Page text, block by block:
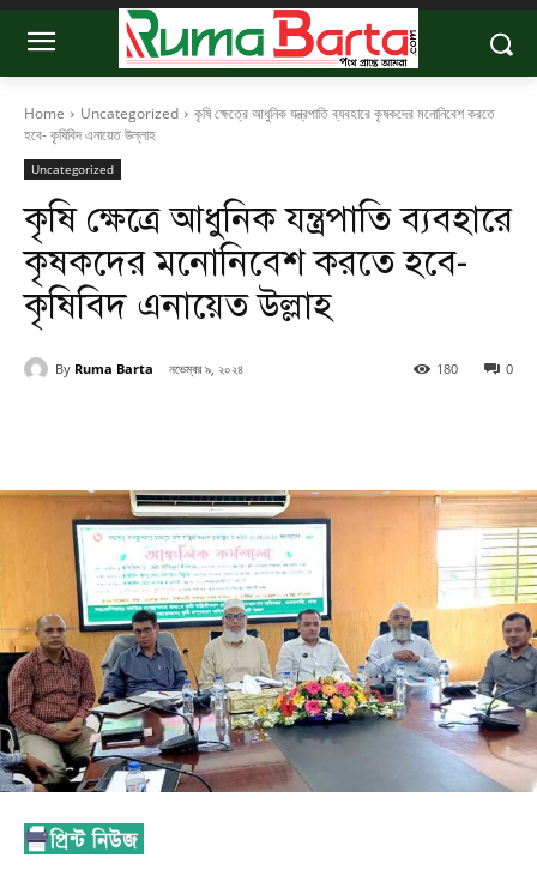
Home Uncategorized
কৃষি ক্ষেত্রে আধুনিক যন্ত্রপাতি ব্যবহারে কৃষকদের মনোনিবেশ করতে
হবে- কৃষিবিদ এনায়েত উল্লাহ
Uncategorized
কৃষি ক্ষেত্রে আধুনিক যন্ত্রপাতি ব্যবহারে
কৃষকদের মনোনিবেশ করতে হবে-
কৃষিবিদ এনায়েত উল্লাহ
By Ruma Barta নভেম্বর ৯, ২০২৪ 0
180